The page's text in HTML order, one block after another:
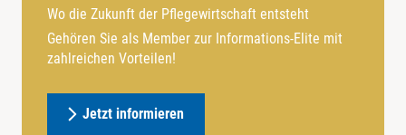
Wo die Zukunft der Pflegewirtschaft entsteht
Gehören Sie als Member zur Informations-Elite mit
zahlreichen Vorteilen!
Jetzt informieren